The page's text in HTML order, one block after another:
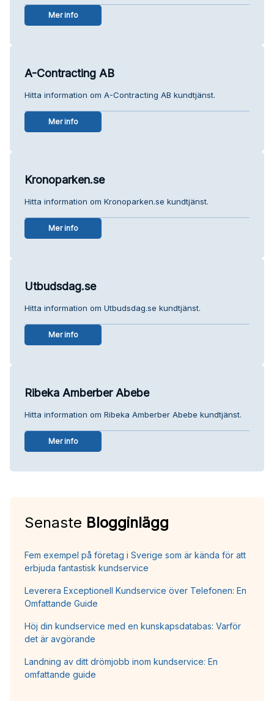
Mer info
A-Contracting AB
Hitta information om A-Contracting AB kundtjänst.
Mer info
Kronoparken.se
Hitta information om Kronoparken.se kundtjänst.
Mer info
Utbudsdag.se
Hitta information om Utbudsdag.se kundtjänst.
Mer info
Ribeka Amberber Abebe
Hitta information om Ribeka Amberber Abebe kundtjänst.
Mer info
Senaste Blogginlägg
Fem exempel på företag i Sverige som är kända för att
erbjuda fantastisk kundservice
Leverera Exceptionell Kundservice över Telefonen: En
Omfattande Guide
Höj din kundservice med en kunskapsdatabas: Varför
det är avgörande
Landning av ditt drömjobb inom kundservice: En
omfattande guide